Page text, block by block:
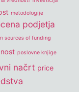
metodologije
podjetja
sources of funding
poslovne knjige
načrt price